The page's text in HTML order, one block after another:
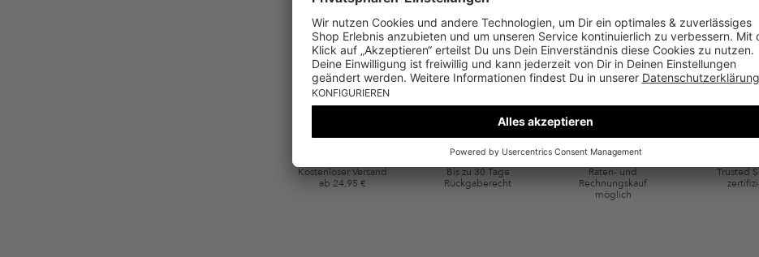
Ich stimme zu, dass die The Platform Group AG meine persönlichen Daten gemäß denDatenschutzbestimmungenzum Zwecke der Werbung verwenden, sowie
per E-Mail an mich senden darf. Diese Emails können an von mir erworbenen oder angesehene Artikel angepasst sein. Ich kann diese Einwilligung jederzeit mit
*Gutschein ab Anmeldung 60 Tage einmalig anwendbar. Nicht gültig auf die Kategorie Kleidung und Pre-Loved Artikel. Einzelne Marken und Artikel können
SERVICE & SICHERHEIT
Kostenloser Versand
ab 24,95 €
Bis zu 30 Tage
Rückgaberecht
Raten- und
Rechnungskauf
möglich
Trusted